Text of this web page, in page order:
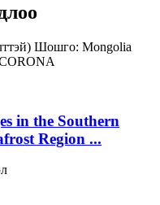
Шошго: Mongolia
in the Southern
Region ...